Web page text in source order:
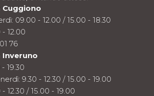
09.00 - 12.00 / 15.00 - 18.30
12.00
76
Inveruno
19.30
9.30 - 12.30 / 15.00 - 19.00
12.30 / 15.00 - 19.00
e Cuggiono:
di design per un
e